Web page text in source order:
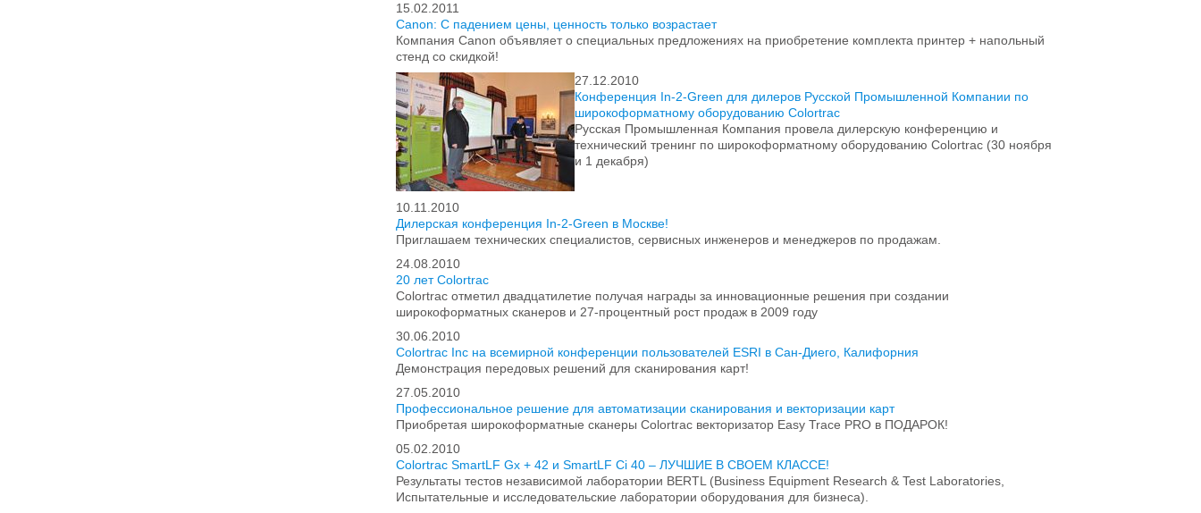
15.02.2011
Canon: С падением цены, ценность только возрастает
Компания Canon объявляет о специальных предложениях на приобретение комплекта принтер + напольный
стенд со скидкой!
27.12.2010
Конференция In-2-Green для дилеров Русской Промышленной Компании по
широкоформатному оборудованию Colortrac
Русская Промышленная Компания провела дилерскую конференцию и
технический тренинг по широкоформатному оборудованию Colortrac (30 ноября
и 1 декабря)
10.11.2010
Дилерская конференция In-2-Green в Москве!
Приглашаем технических специалистов, сервисных инженеров и менеджеров по продажам.
24.08.2010
20 лет Colortrac
Colortrac отметил двадцатилетие получая награды за инновационные решения при создании
широкоформатных сканеров и 27-процентный рост продаж в 2009 году
30.06.2010
Colortrac Inc на всемирной конференции пользователей ESRI в Сан-Диего, Калифорния
Демонстрация передовых решений для сканирования карт!
27.05.2010
Профессиональное решение для автоматизации сканирования и векторизации карт
Приобретая широкоформатные сканеры Colortrac векторизатор Easy Trace PRO в ПОДАРОК!
05.02.2010
Colortrac SmartLF Gx + 42 и SmartLF Ci 40 – ЛУЧШИЕ В СВОЕМ КЛАССЕ!
Результаты тестов независимой лаборатории BERTL (Business Equipment Research & Test Laboratories,
Испытательные и исследовательские лаборатории оборудования для бизнеса).